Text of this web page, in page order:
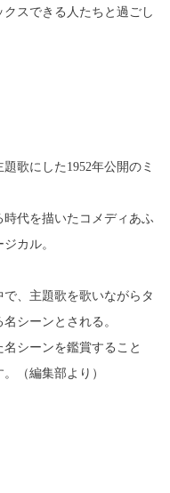
スできる人たちと過ごし
歌にした1952年公開のミ
代を描いたコメディあふ
カル。
、主題歌を歌いながらタ
シーンとされる。
名シーンを鑑賞すること
（編集部より）